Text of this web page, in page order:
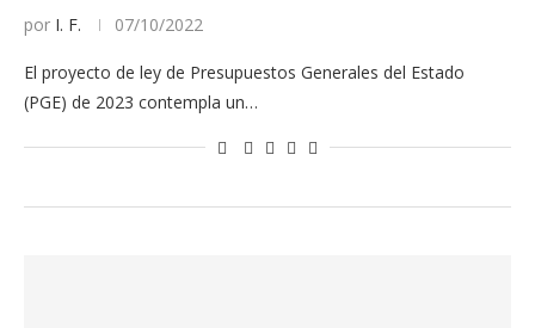
por I. F. 07/10/2022
El proyecto de ley de Presupuestos Generales del Estado
(PGE) de 2023 contempla un…